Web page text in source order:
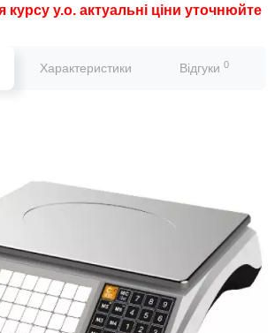
курсу у.о. актуальні ціни уточнюйте
Характеристики Відгуки 0